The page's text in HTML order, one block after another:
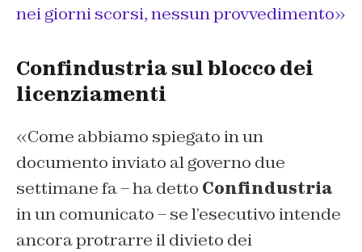
nei giorni scorsi, nessun provvedimento»
Confindustria sul blocco dei
licenziamenti
«Come abbiamo spiegato in un
documento inviato al governo due
settimane fa – ha detto Confindustria
in un comunicato – se l’esecutivo intende
ancora protrarre il divieto dei